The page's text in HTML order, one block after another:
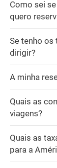
Como sei
quero
Se tenho os
dirigir?
A minha
Quais as
viagens?
Quais as
para a